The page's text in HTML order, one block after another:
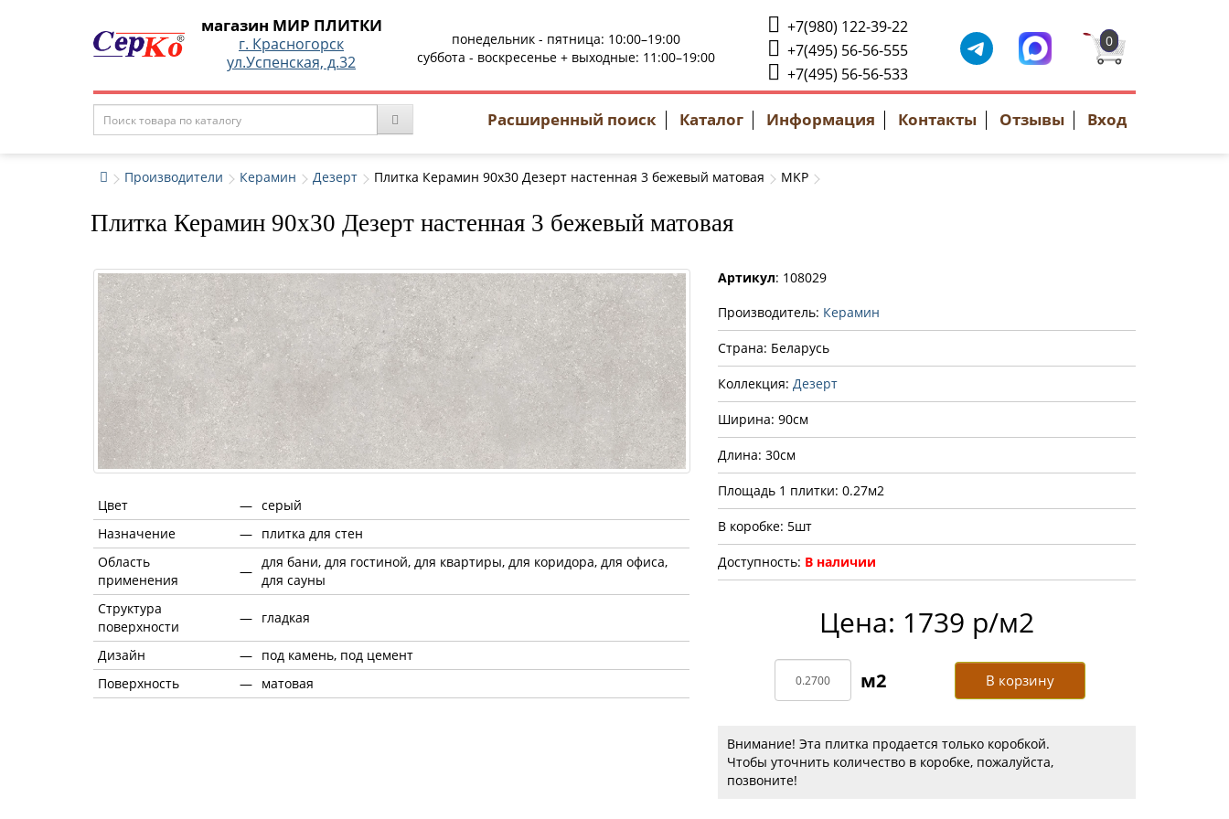
магазин МИР ПЛИТКИ
г. Красногорск
ул.Успенская, д.32
понедельник - пятница: 10:00–19:00
суббота - воскресенье + выходные: 11:00–19:00
+7(980) 122-39-22
+7(495) 56-56-555
+7(495) 56-56-533
0
Расширенный поиск Каталог Информация Контакты Отзывы Вход
Производители Керамин Дезерт Плитка Керамин 90x30 Дезерт настенная 3 бежевый матовая MKP
Плитка Керамин 90x30 Дезерт настенная 3 бежевый матовая
Цвет — серый
Назначение
— плитка для стен
Область
применения
—
для бани, для гостиной, для квартиры, для коридора, для офиса,
для сауны
Структура
поверхности
— гладкая
Дизайн — под камень, под цемент
Поверхность
— матовая
Артикул: 108029
Производитель: Керамин
Страна: Беларусь
Коллекция: Дезерт
Ширина: 90см
Длина: 30см
Площадь 1 плитки: 0.27м2
В коробке: 5шт
Доступность: В наличии
Цена: 1739 р/м2
В корзину
Внимание! Эта плитка продается только коробкой.
Чтобы уточнить количество в коробке, пожалуйста,
позвоните!